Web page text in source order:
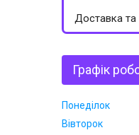
Доставка та
Графік
Понеділок
Вівторок